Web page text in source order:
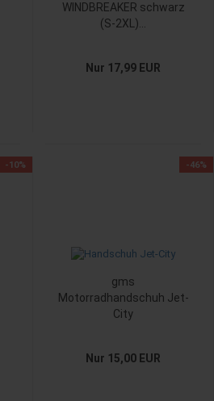
WINDBREAKER schwarz
(S-2XL)...
Nur 17,99 EUR
-10% -46%
gms
Motorradhandschuh Jet-
City
Nur 15,00 EUR